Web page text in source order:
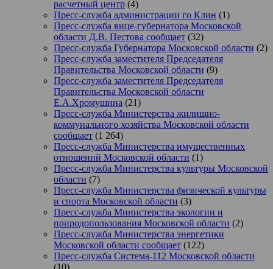
расчетный центр (4)
Пресс-служба администрации го Клин (1)
Пресс-служба вице-губернатора Московской
области Д.В. Пестова сообщает (32)
Пресс-служба Губернатора Московской области (2)
Пресс-служба заместителя Председателя
Правительства Московской области (9)
Пресс-служба заместителя Председателя
Правительства Московской области
Е.А.Хромушина (21)
Пресс-служба Министерства жилищно-
коммунального хозяйства Московской области
сообщает (1 264)
Пресс-служба Министерства имущественных
отношений Московской области (1)
Пресс-служба Министерства культуры Московской
области (7)
Пресс-служба Министерства физической культуры
и спорта Московской области (3)
Пресс-служба Министерства экологии и
природопользования Московской области (2)
Пресс-служба Министерства энергетики
Московской области сообщает (122)
Пресс-служба Система-112 Московской области